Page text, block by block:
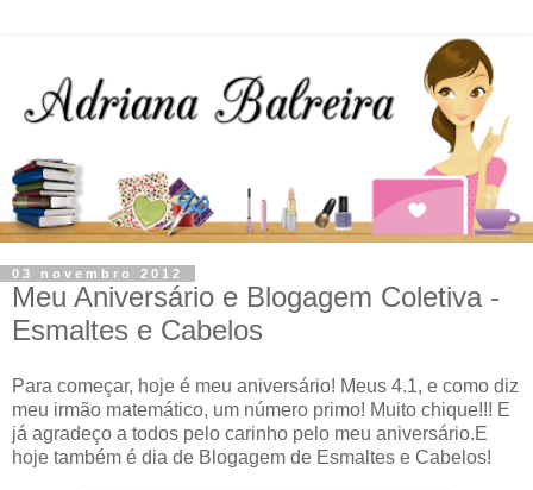
03 novembro 2012
Meu Aniversário e Blogagem Coletiva -
Esmaltes e Cabelos
Para começar, hoje é meu aniversário! Meus 4.1, e como diz
meu irmão matemático, um número primo! Muito chique!!! E
já agradeço a todos pelo carinho pelo meu aniversário.E
hoje também é dia de Blogagem de Esmaltes e Cabelos!